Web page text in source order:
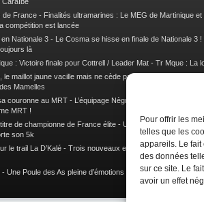
Pour offrir les
telles que les
appareils. Le fait
des données
sur ce site. Le
avoir un effet
de France - Finalités ultramarines : Le MEG de Martinique
compétition est lancée
Nationale 3 - Le Cosma se hisse en finale de Nationale 3 !
là
: Victoire finale pour Cottrell / Leader Mat - Tr Mque : La
maillot jaune vacille mais ne cède pas
Mamelles
couronne au MRT - L’équipage Nègre – Gérard remporte
MRT !
de championne de France élite - Un semi marathon sous
son 5k
le trail La D’Kalé - Trois nouveaux et un habitué au
- Une Poule des As pleine d’émotions ! Images de la